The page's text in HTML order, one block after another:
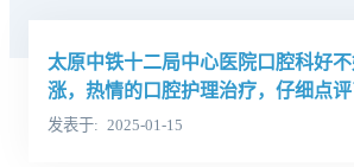
太原中铁十二局中心医院口腔科好
涨，热情的口腔护理治疗，仔细点
发表于 2025-01-15